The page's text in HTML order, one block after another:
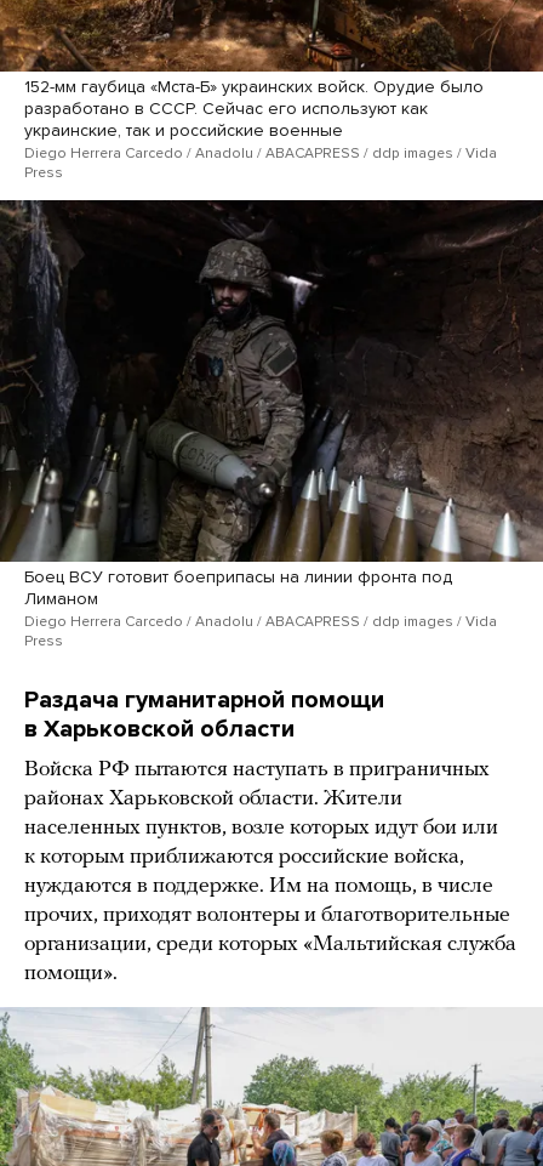
152-мм гаубица «Мста-Б» украинских войск. Орудие было
разработано в СССР. Сейчас его используют как
украинские, так и российские военные
Diego Herrera Carcedo / Anadolu / ABACAPRESS / ddp images / Vida
Press
Боец ВСУ готовит боеприпасы на линии фронта под
Лиманом
Diego Herrera Carcedo / Anadolu / ABACAPRESS / ddp images / Vida
Press
Раздача гуманитарной помощи
в Харьковской области
Войска РФ пытаются наступать в приграничных
районах Харьковской области. Жители
населенных пунктов, возле которых идут бои или
к которым приближаются российские войска,
нуждаются в поддержке. Им на помощь, в числе
прочих, приходят волонтеры и благотворительные
организации, среди которых «Мальтийская служба
помощи».